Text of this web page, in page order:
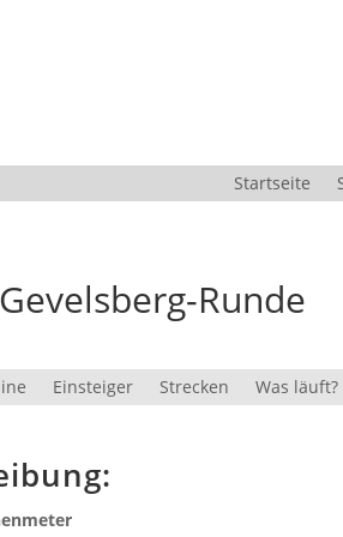
Startseite
Runde
Einsteiger Strecken Was läuft?